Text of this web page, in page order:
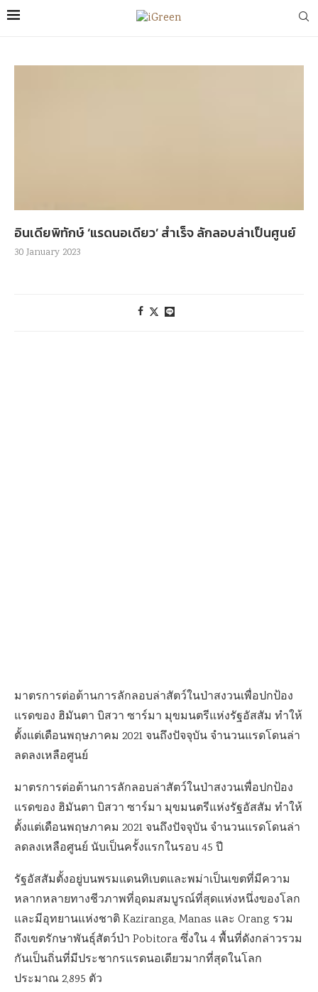
อินเดียพิทักษ์ ‘แรดนอเดียว’ สำเร็จ ลักลอบล่าเป็นศูนย์
30 January 2023
มาตรการต่อต้านการลักลอบล่าสัตว์ในป่าสงวนเพื่อปกป้อง
แรดของ ฮิมันตา บิสวา ซาร์มา มุขมนตรีแห่งรัฐอัสสัม ทำให้
ตั้งแต่เดือนพฤษภาคม 2021 จนถึงปัจจุบัน จำนวนแรดโดนล่า
ลดลงเหลือศูนย์
มาตรการต่อต้านการลักลอบล่าสัตว์ในป่าสงวนเพื่อปกป้อง
แรดของ ฮิมันตา บิสวา ซาร์มา มุขมนตรีแห่งรัฐอัสสัม ทำให้
ตั้งแต่เดือนพฤษภาคม 2021 จนถึงปัจจุบัน จำนวนแรดโดนล่า
ลดลงเหลือศูนย์ นับเป็นครั้งแรกในรอบ 45 ปี
รัฐอัสสัมตั้งอยู่บนพรมแดนทิเบตและพม่าเป็นเขตที่มีความ
หลากหลายทางชีวภาพที่อุดมสมบูรณ์ที่สุดแห่งหนึ่งของโลก
และมีอุทยานแห่งชาติ Kaziranga, Manas และ Orang รวม
ถึงเขตรักษาพันธุ์สัตว์ป่า Pobitora ซึ่งใน 4 พื้นที่ดังกล่าวรวม
กันเป็นถิ่นที่มีประชากรแรดนอเดียวมากที่สุดในโลก
ประมาณ 2,895 ตัว